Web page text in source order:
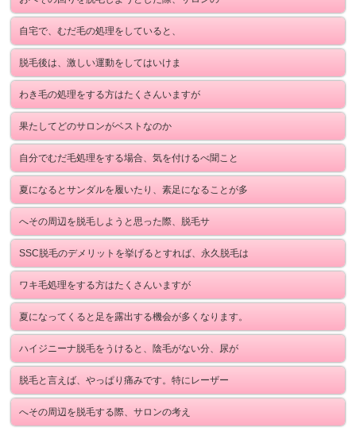
自宅で、むだ毛の処理をしていると、
脱毛後は、激しい運動をしてはいけま
わき毛の処理をする方はたくさんいますが
果たしてどのサロンがベストなのか
自分でむだ毛処理をする場合、気を付けるべ聞こと
夏になるとサンダルを履いたり、素足になることが多
へその周辺を脱毛しようと思った際、脱毛サ
SSC脱毛のデメリットを挙げるとすれば、永久脱毛は
ワキ毛処理をする方はたくさんいますが
夏になってくると足を露出する機会が多くなります。
ハイジニーナ脱毛をうけると、陰毛がない分、尿が
脱毛と言えば、やっぱり痛みです。特にレーザー
へその周辺を脱毛する際、サロンの考え